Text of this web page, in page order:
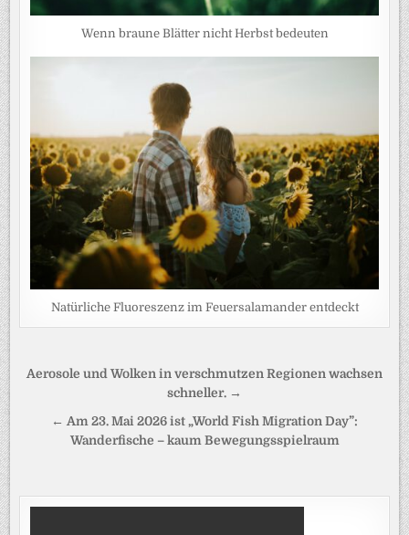
Wenn braune Blätter nicht Herbst bedeuten
Natürliche Fluoreszenz im Feuersalamander entdeckt
Beitragsnavigation
Aerosole und Wolken in verschmutzen Regionen wachsen
schneller. →
← Am 23. Mai 2026 ist „World Fish Migration Day”:
Wanderfische – kaum Bewegungsspielraum